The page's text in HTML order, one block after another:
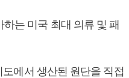
하는 미국 최대 의류 및 패
에서 생산된 원단을 직접